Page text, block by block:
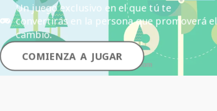
Un juego exclusivo en el que tú te
convertirás en la persona que promoverá el
cambio.
COMIENZA A JUGAR